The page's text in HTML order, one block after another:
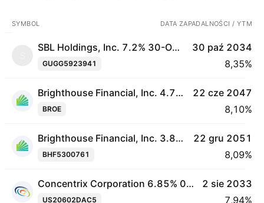
SYMBOL DATA ZAPADALNOŚCI / YTM
SBL Holdings, Inc. 7.2% 30-OCT-2034
GUGG5923941 8,35%
30 paź 2034
Brighthouse Financial, Inc. 4.7% 22-JUN-2047
BROE 8,10%
22 cze 2047
Brighthouse Financial, Inc. 3.85% 22-DEC-2051
BHF5300761 8,09%
22 gru 2051
Concentrix Corporation 6.85% 02-AUG-2033
US20602DAC5 7,94%
2 sie 2033